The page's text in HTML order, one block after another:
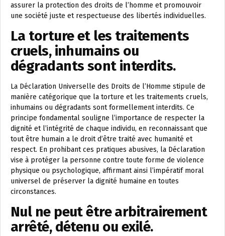
assurer la protection des droits de l’homme et promouvoir
une société juste et respectueuse des libertés individuelles.
La torture et les traitements
cruels, inhumains ou
dégradants sont interdits.
La Déclaration Universelle des Droits de l’Homme stipule de
manière catégorique que la torture et les traitements cruels,
inhumains ou dégradants sont formellement interdits. Ce
principe fondamental souligne l’importance de respecter la
dignité et l’intégrité de chaque individu, en reconnaissant que
tout être humain a le droit d’être traité avec humanité et
respect. En prohibant ces pratiques abusives, la Déclaration
vise à protéger la personne contre toute forme de violence
physique ou psychologique, affirmant ainsi l’impératif moral
universel de préserver la dignité humaine en toutes
circonstances.
Nul ne peut être arbitrairement
arrêté, détenu ou exilé.